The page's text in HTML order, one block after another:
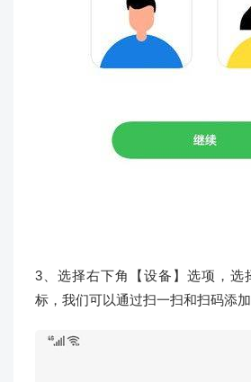
3、选择右下角【设备】选项，选
标，我们可以通过扫一扫和扫码添加